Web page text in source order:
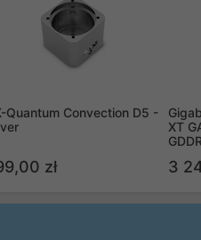
Quantum Convection D5 -
zł
XT
3